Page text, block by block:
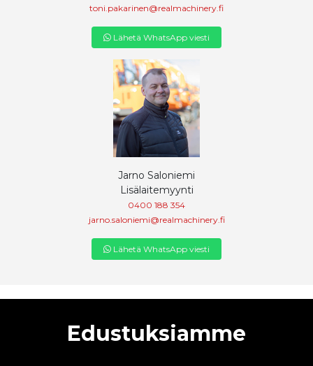
toni.pakarinen@realmachinery.fi
Lähetä WhatsApp viesti
Jarno Saloniemi
Lisälaitemyynti
0400 188 354
jarno.saloniemi@realmachinery.fi
Lähetä WhatsApp viesti
Edustuksiamme